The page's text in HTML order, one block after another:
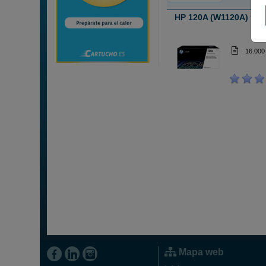
HP 120A (W1120A)
ABC
Mapa web